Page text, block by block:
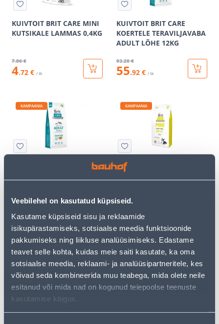
Veebilehel on kasutatud küpsiseid.
Kasutame küpsiseid sisu ja reklaamide
isikupärastamiseks, sotsiaalse meedia funktsioonide
pakkumiseks ning liikluse analüüsimiseks. Edastame
teavet selle kohta, kuidas meie saiti kasutate, ka oma
sotsiaalse meedia, reklaami- ja analüüsipartneritele, kes
võivad seda kombineerida muu teabega, mida olete neile
esitanud või mida nad on kogunud teiepoolse teenuste
kasutamise käigus.
KUIVTOIT BRIT CARE MINI
KUTSIKALE LAMMAS 0,4KG
7.86 €
4.72 € / tk
KUIVTOIT BRIT CARE
KOERTELE TERAVILJAVABA
ADULT LÕHE 12KG
93.20 €
55.92 € / tk
KAMPAANIA
26.66 €
16.00 € / tk
KAMPAANIA
KUIVTOIT BRIT CARE MINI
KOERTELE TERAVILJAVABA
22.66 €
13.60 €